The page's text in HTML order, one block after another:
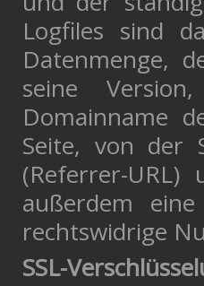
Logfiles sind
Datenmenge,
seine
Domainname
Seite, von der
(Referrer-URL)
außerdem
rechtswidrige
SSL-